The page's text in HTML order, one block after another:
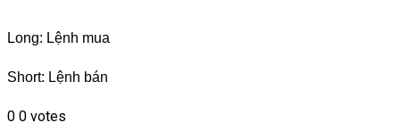
Long: Lệnh mua
Short: Lệnh bán
0 0 votes